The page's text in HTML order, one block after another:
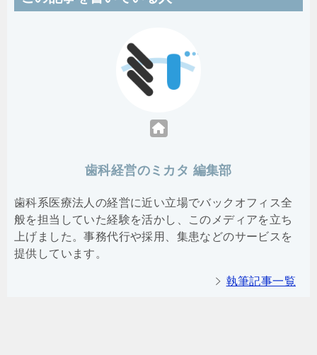
歯科経営のミカタ 編集部
歯科系医療法人の経営に近い立場でバックオフィス全
般を担当していた経験を活かし、このメディアを立ち
上げました。事務代行や採用、集患などのサービスを
提供しています。
執筆記事一覧